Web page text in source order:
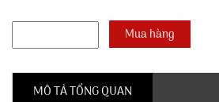
MÔ TẢ TỔNG QUAN